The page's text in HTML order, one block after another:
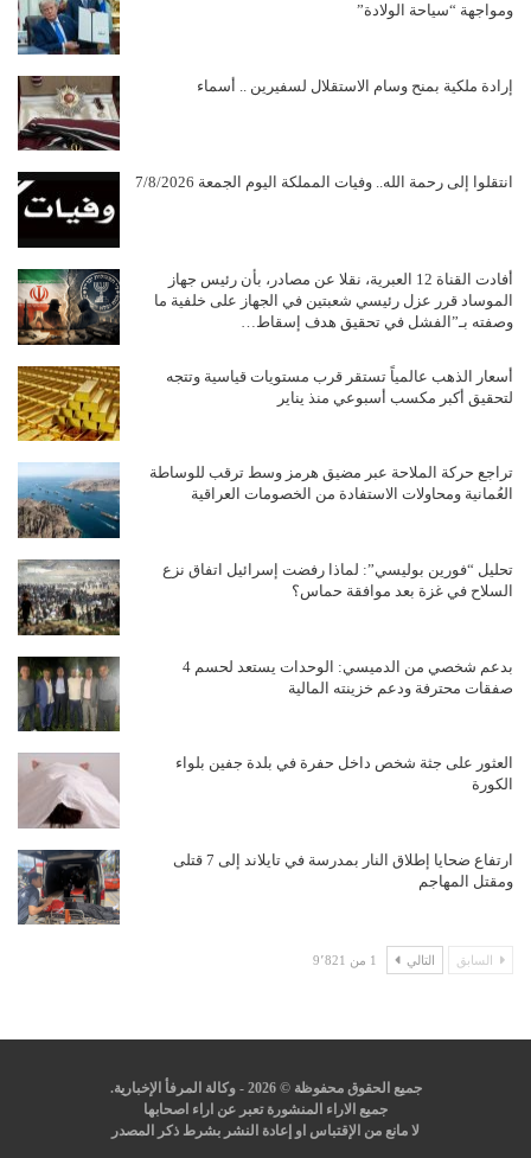
ومواجهة “سياحة الولادة”
إرادة ملكية بمنح وسام الاستقلال لسفيرين .. أسماء
انتقلوا إلى رحمة الله.. وفيات المملكة اليوم الجمعة 7/8/2026
أفادت القناة 12 العبرية، نقلا عن مصادر، بأن رئيس جهاز
الموساد قرر عزل رئيسي شعبتين في الجهاز على خلفية ما
وصفته بـ”الفشل في تحقيق هدف إسقاط…
أسعار الذهب عالمياً تستقر قرب مستويات قياسية وتتجه
لتحقيق أكبر مكسب أسبوعي منذ يناير
تراجع حركة الملاحة عبر مضيق هرمز وسط ترقب للوساطة
العُمانية ومحاولات الاستفادة من الخصومات العراقية
تحليل “فورين بوليسي”: لماذا رفضت إسرائيل اتفاق نزع
السلاح في غزة بعد موافقة حماس؟
بدعم شخصي من الدميسي: الوحدات يستعد لحسم 4
صفقات محترفة ودعم خزينته المالية
العثور على جثة شخص داخل حفرة في بلدة جفين بلواء
الكورة
ارتفاع ضحايا إطلاق النار بمدرسة في تايلاند إلى 7 قتلى
ومقتل المهاجم
السابق التالي 1 من 9٬821
جميع الحقوق محفوظة © 2026 - وكالة المرفأ الإخبارية.
جميع الاراء المنشورة تعبر عن اراء اصحابها
لا مانع من الإقتباس او إعادة النشر بشرط ذكر المصدر